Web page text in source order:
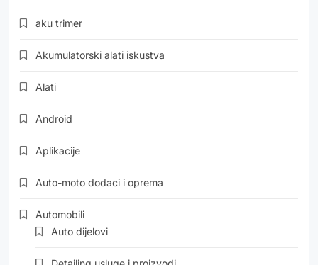
aku trimer
Akumulatorski alati iskustva
Alati
Android
Aplikacije
Auto-moto dodaci i oprema
Automobili
Auto dijelovi